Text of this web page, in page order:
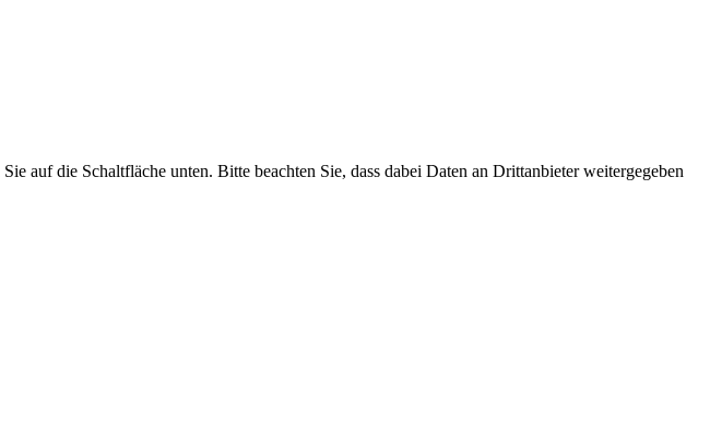
auf die Schaltfläche unten. Bitte beachten Sie, dass dabei Daten an Drittanbieter weitergegeben